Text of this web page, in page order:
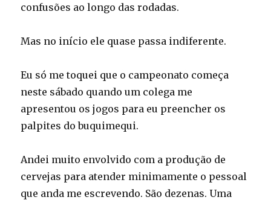
confusões ao longo das rodadas.
Mas no início ele quase passa indiferente.
Eu só me toquei que o campeonato começa
neste sábado quando um colega me
apresentou os jogos para eu preencher os
palpites do buquimequi.
Andei muito envolvido com a produção de
cervejas para atender minimamente o pessoal
que anda me escrevendo. São dezenas. Uma